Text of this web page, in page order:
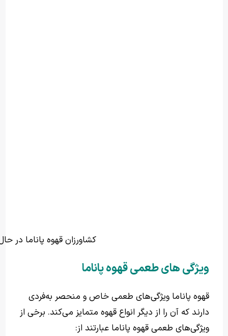
کشاورزان قهوه پاناما در
ویژگی های طعمی قهوه پاناما
قهوه پاناما ویژگی‌های طعمی خاص و منحصر به‌فردی
دارند که آن را از دیگر انواع قهوه متمایز می‌کند. برخی از
ویژگی‌های طعمی قهوه پاناما عبارتند از: